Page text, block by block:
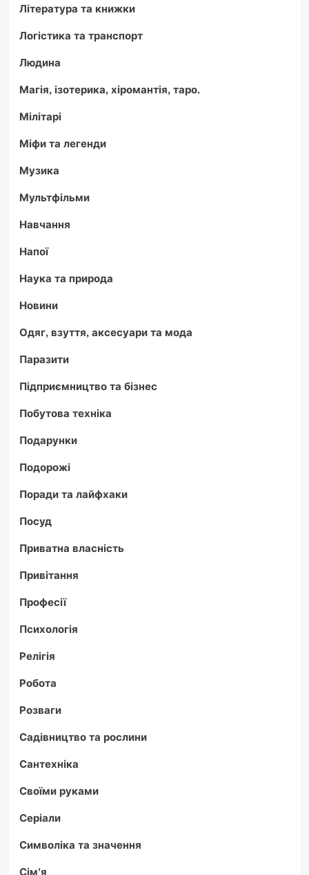
Література та книжки
Логістика та транспорт
Людина
Магія, ізотерика, хіромантія, таро.
Мілітарі
Міфи та легенди
Музика
Мультфільми
Навчання
Напої
Наука та природа
Новини
Одяг, взуття, аксесуари та мода
Паразити
Підприємництво та бізнес
Побутова техніка
Подарунки
Подорожі
Поради та лайфхаки
Посуд
Приватна власність
Привітання
Професії
Психологія
Релігія
Робота
Розваги
Садівництво та рослини
Сантехніка
Своїми руками
Серіали
Символіка та значення
Сім'я